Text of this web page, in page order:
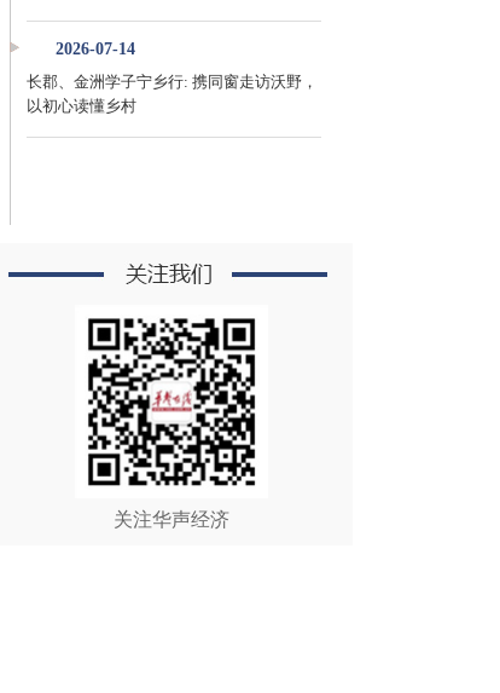
2026-07-14
长郡、金洲学子宁乡行: 携同窗走访沃野，
以初心读懂乡村
关注华声经济